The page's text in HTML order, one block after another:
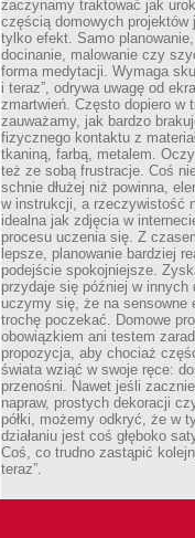
zaczynamy traktować jak
częścią domowych
tylko efekt. Samo
docinanie, malowanie czy
forma medytacji. Wymaga
i teraz”, odrywa uwagę od
zmartwień. Często dopiero w
zauważamy, jak bardzo
fizycznego kontaktu z
tkaniną, farbą, metalem.
też ze sobą frustracje. Coś
schnie dłużej niż powinna,
w instrukcji, a rzeczywistość
idealna jak zdjęcia w
procesu uczenia się. Z
lepsze, planowanie bardziej
podejście spokojniejsze.
przydaje się później w
uczymy się, że na sensowne
trochę poczekać. Domowe
obowiązkiem ani testem
propozycja, aby chociaż
świata wziąć w swoje ręce:
przenośni. Nawet jeśli
napraw, prostych dekoracji
półki, możemy odkryć, że w
działaniu jest coś głęboko
Coś, co trudno zastąpić
teraz”.